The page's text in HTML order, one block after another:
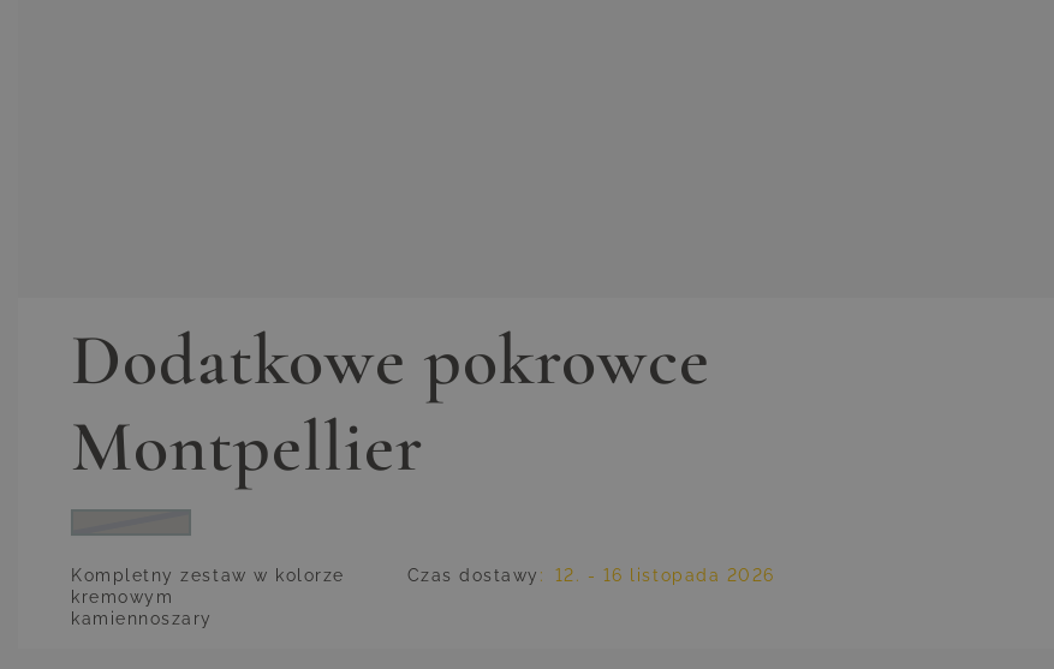
Dodatkowe pokrowce
Montpellier
Kompletny zestaw w kolorze
kremowym
kamiennoszary
Czas dostawy : 12. - 16 listopada 2026